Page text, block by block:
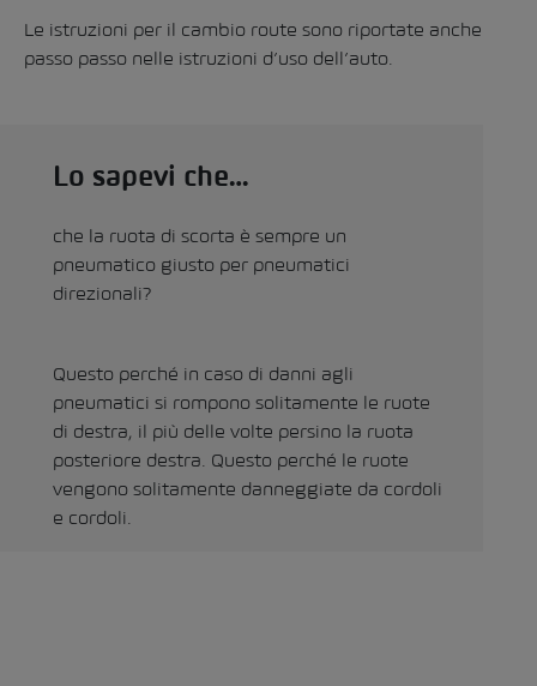
Le istruzioni per il cambio route sono riportate anche
passo passo nelle istruzioni d’uso dell’auto.
Lo sapevi che…
che la ruota di scorta è sempre un
pneumatico giusto per pneumatici
direzionali?
Questo perché in caso di danni agli
pneumatici si rompono solitamente le ruote
di destra, il più delle volte persino la ruota
posteriore destra. Questo perché le ruote
vengono solitamente danneggiate da cordoli
e cordoli.